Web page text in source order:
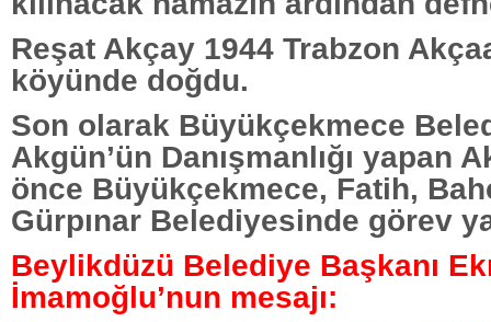
Reşat Akçay 1944 Trabzon
köyünde doğdu.
Son olarak Büyükçekmece
Akgün’ün Danışmanlığı yapan
önce Büyükçekmece, Fatih,
Gürpınar Belediyesinde görev
Beylikdüzü Belediye Başkanı
İmamoğlu’nun mesajı: